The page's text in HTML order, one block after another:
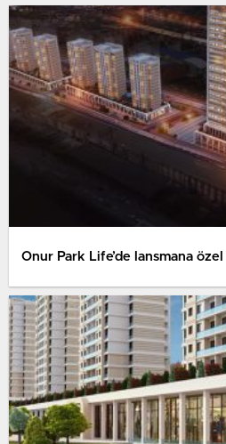
Onur Park Life’de lansmana